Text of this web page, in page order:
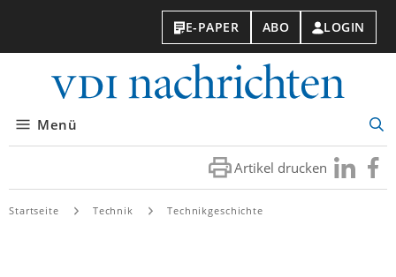
E-PAPER ABO LOGIN
Menü
Artikel drucken Besuchen
Sie
Sie
Startseite Technik Technikgeschichte